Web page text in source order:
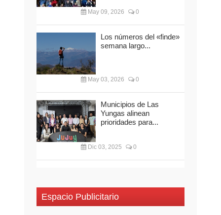
May 09, 2026 0
Los números del «finde»
semana largo...
May 03, 2026 0
Municipios de Las
Yungas alinean
prioridades para...
Dic 03, 2025 0
Espacio Publicitario